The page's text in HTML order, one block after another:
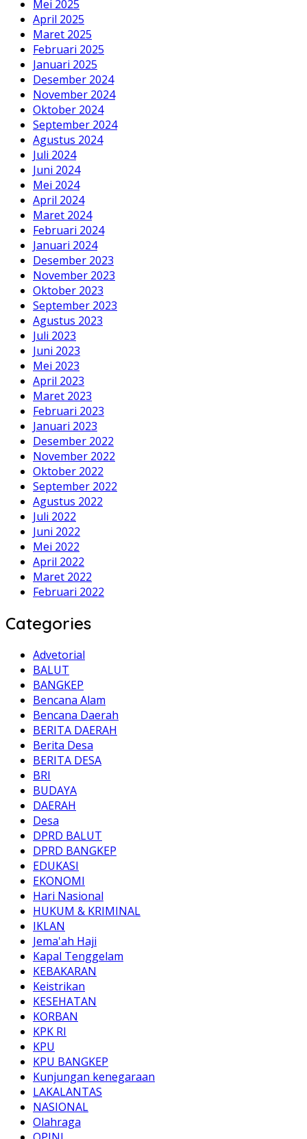
Mei 2025
April 2025
Maret 2025
Februari 2025
Januari 2025
Desember 2024
November 2024
Oktober 2024
September 2024
Agustus 2024
Juli 2024
Juni 2024
Mei 2024
April 2024
Maret 2024
Februari 2024
Januari 2024
Desember 2023
November 2023
Oktober 2023
September 2023
Agustus 2023
Juli 2023
Juni 2023
Mei 2023
April 2023
Maret 2023
Februari 2023
Januari 2023
Desember 2022
November 2022
Oktober 2022
September 2022
Agustus 2022
Juli 2022
Juni 2022
Mei 2022
April 2022
Maret 2022
Februari 2022
Categories
Advetorial
BALUT
BANGKEP
Bencana Alam
Bencana Daerah
BERITA DAERAH
Berita Desa
BERITA DESA
BRI
BUDAYA
DAERAH
Desa
DPRD BALUT
DPRD BANGKEP
EDUKASI
EKONOMI
Hari Nasional
HUKUM & KRIMINAL
IKLAN
Jema'ah Haji
Kapal Tenggelam
KEBAKARAN
Keistrikan
KESEHATAN
KORBAN
KPK RI
KPU
KPU BANGKEP
Kunjungan kenegaraan
LAKALANTAS
NASIONAL
Olahraga